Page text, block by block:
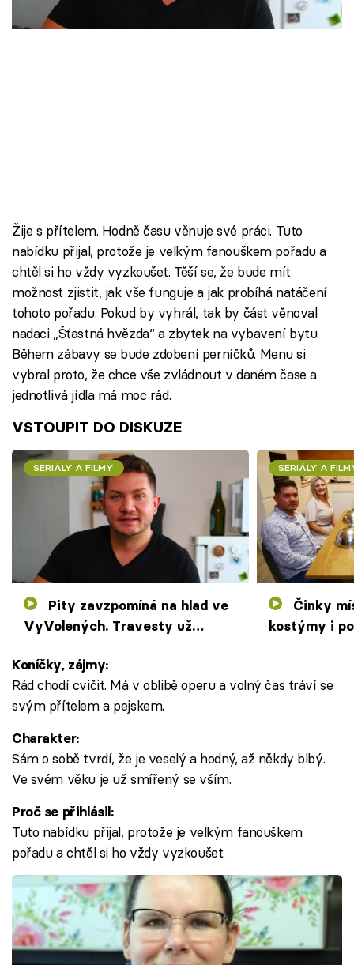
Škola vaření
Sledujte nás
Žije s přítelem. Hodně času věnuje své práci. Tuto
nabídku přijal, protože je velkým fanouškem pořadu a
chtěl si ho vždy vyzkoušet. Těší se, že bude mít
možnost zjistit, jak vše funguje a jak probíhá natáčení
tohoto pořadu. Pokud by vyhrál, tak by část věnoval
nadaci „Šťastná hvězda“ a zbytek na vybavení bytu.
Během zábavy se bude zdobení perníčků. Menu si
vybral proto, že chce vše zvládnout v daném čase a
jednotlivá jídla má moc rád.
VSTOUPIT DO DISKUZE
SERIÁLY A FILMY
VyVolených. Travesty už
SERIÁLY A
kostýmy i
Koníčky, zájmy:
Rád chodí cvičit. Má v oblibě operu a volný čas tráví se
svým přítelem a pejskem.
Charakter:
Sám o sobě tvrdí, že je veselý a hodný, až někdy blbý.
Ve svém věku je už smířený se vším.
Proč se přihlásil:
Tuto nabídku přijal, protože je velkým fanouškem
pořadu a chtěl si ho vždy vyzkoušet.